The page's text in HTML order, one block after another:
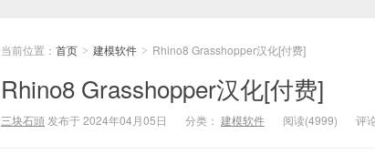
当前位置： 首页 > 建模软件 > Rhino8 Grasshopper汉化[付费]
Rhino8 Grasshopper汉化[付费]
三块石頭 发布于 2024年04月05日 分类： 建模软件 阅读(4999) 评